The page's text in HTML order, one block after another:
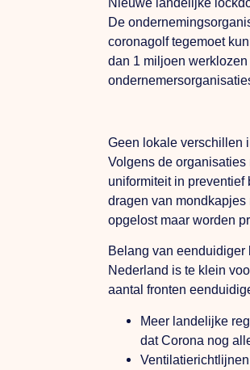
De
coronagolf tegemoet
dan 1 miljoen
Geen lokale verschillen
Volgens de
uniformiteit in preventief
dragen van mondkapjes
opgelost maar worden
Belang van
Nederland is te klein
aantal fronten
Meer landelijke
dat Corona nog